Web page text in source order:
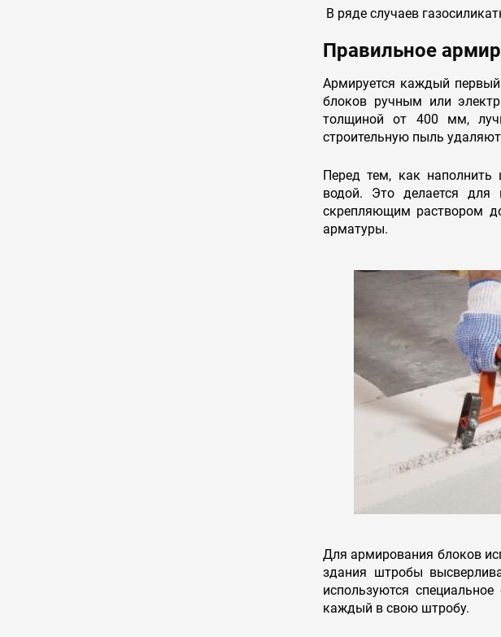
В ряде случаев
Правильное
Армируется каждый
блоков ручным или
толщиной от 400 мм,
строительную пыль
Перед тем, как наполнить
водой. Это делается для
скрепляющим раствором
арматуры.
Для армирования блоков
здания штробы
используются
каждый в свою штробу.